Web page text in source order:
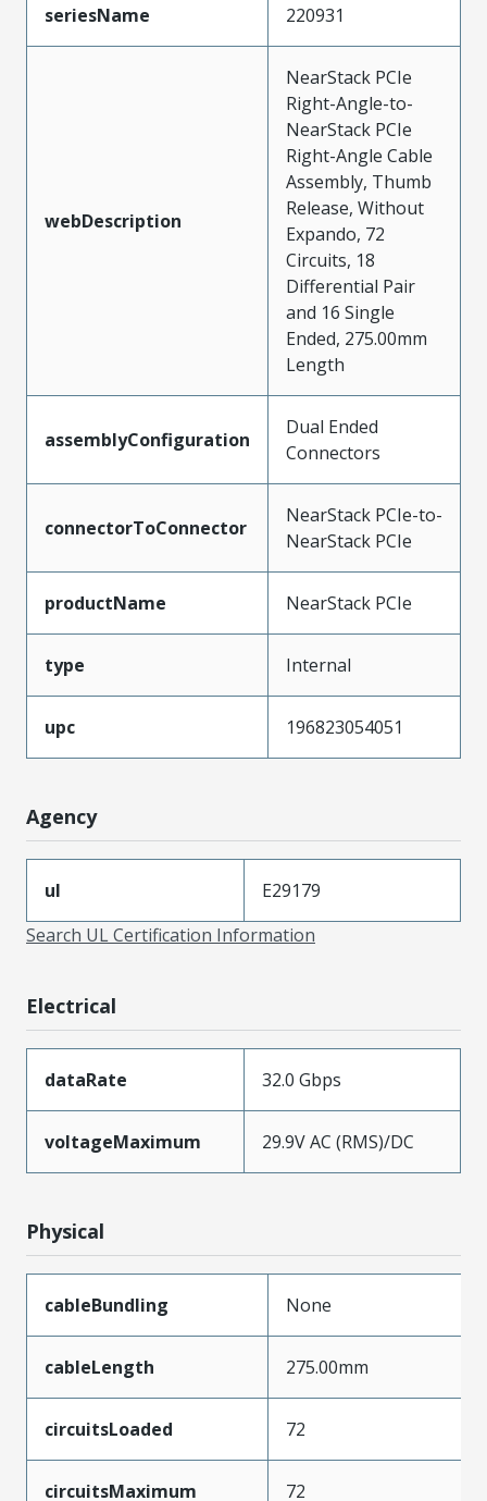
seriesName 220931
webDescription
NearStack PCIe
Right-Angle-to-
NearStack PCIe
Right-Angle Cable
Assembly, Thumb
Release, Without
Expando, 72
Circuits, 18
Differential Pair
and 16 Single
Ended, 275.00mm
Length
assemblyConfiguration
Dual Ended
Connectors
connectorToConnector
NearStack PCIe-to-
NearStack PCIe
productName NearStack PCIe
type Internal
upc 196823054051
Agency
ul
E29179
Search UL Certification Information
Electrical
dataRate 32.0 Gbps
voltageMaximum 29.9V AC (RMS)/DC
Physical
cableBundling None
cableLength 275.00mm
circuitsLoaded 72
circuitsMaximum 72